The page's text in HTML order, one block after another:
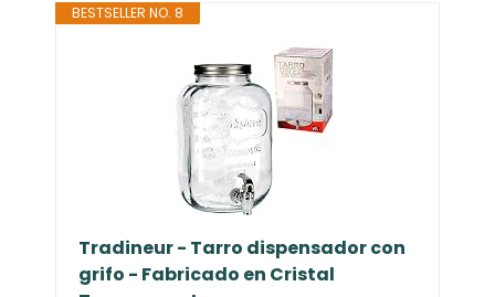
BESTSELLER NO. 8
Tradineur - Tarro dispensador con
grifo - Fabricado en Cristal